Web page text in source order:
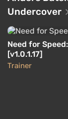
Undercover
Need for
[v1.0.1.17]
Trainer